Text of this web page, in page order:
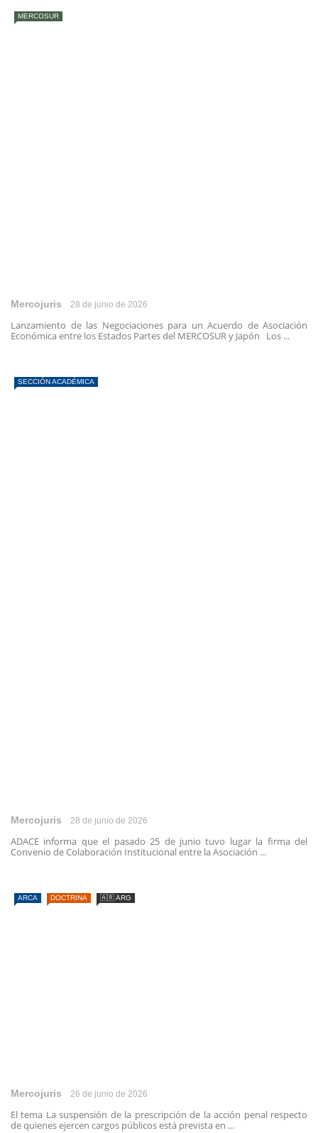
MERCOSUR
Mercojuris 28 de junio de 2026
Lanzamiento de las Negociaciones para un Acuerdo de Asociación
Económica entre los Estados Partes del MERCOSUR y Japón Los ...
SECCIÓN ACADÉMICA
Mercojuris 28 de junio de 2026
ADACE informa que el pasado 25 de junio tuvo lugar la firma del
Convenio de Colaboración Institucional entre la Asociación ...
ARCA DOCTRINA 🇦🇷 ARG
Mercojuris 26 de junio de 2026
El tema La suspensión de la prescripción de la acción penal respecto
de quienes ejercen cargos públicos está prevista en ...